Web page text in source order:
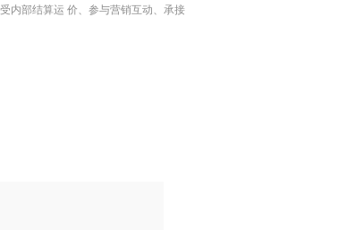
内部结算运 价、参与营销互动、承接